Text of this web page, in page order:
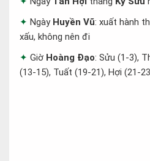
Ngày Huyền Vũ: xuất hành
xấu, không nên đi
Giờ Hoàng Đạo: Sửu (1-3),
(13-15), Tuất (19-21), Hợi (21-